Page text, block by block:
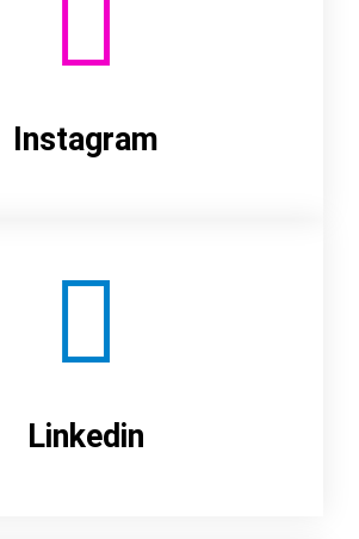
Instagram
Linkedin